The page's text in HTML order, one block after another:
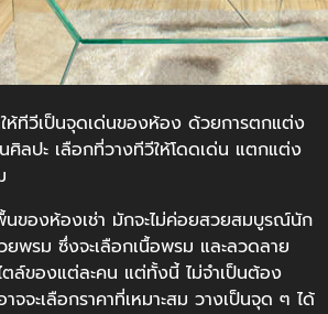
ห้ทีวีเป็นจุดเด่นของห้อง ด้วยการตกแต่ง
ลปะ เลือกที่วางทีวีให้โดดเด่น แตกแต่ง
ของห้องเช่า มักจะไม่ค่อยสวยสมบูรณ์นัก
ยพรม ซึ่งจะเลือกเนื้อพรม และลวดลาย
ล์ของแต่ละคน แต่ทั้งนี้ ไม่จำเป็นต้อง
จะเลือกราคาที่เหมาะสม วางเป็นจุด ๆ ได้